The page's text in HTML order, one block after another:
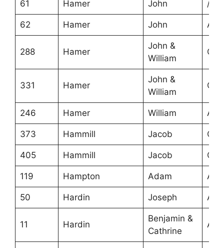
61 Hamer John /
62 Hamer John
288 Hamer
John &
William
331 Hamer
John &
William
246 Hamer William
373 Hammill Jacob
405 Hammill Jacob
119 Hampton Adam
50 Hardin Joseph
11 Hardin
Benjamin &
Cathrine